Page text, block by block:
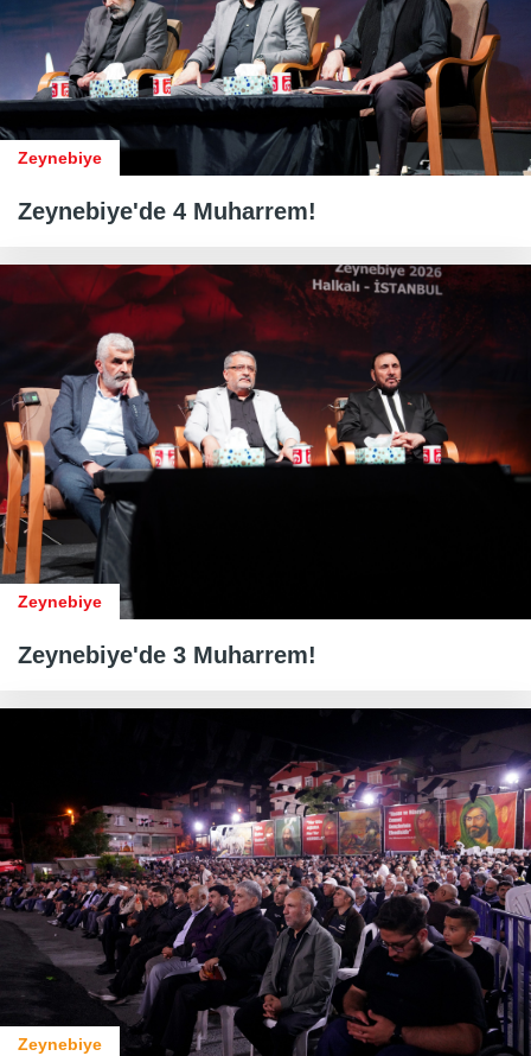
Zeynebiye
Zeynebiye'de 4 Muharrem!
Zeynebiye
Zeynebiye'de 3 Muharrem!
Zeynebiye